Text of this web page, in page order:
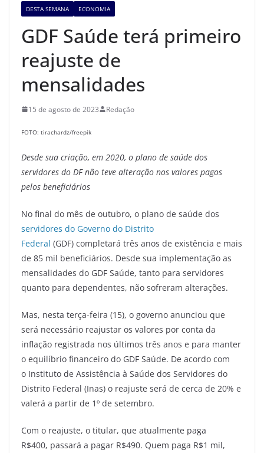
DESTA SEMANA ECONOMIA
GDF Saúde terá primeiro
reajuste de
mensalidades
15 de agosto de 2023 Redação
FOTO: tirachardz/freepik
Desde sua criação, em 2020, o plano de saúde dos
servidores do DF não teve alteração nos valores pagos
pelos beneficiários
No final do mês de outubro, o plano de saúde dos
servidores do Governo do Distrito
Federal (GDF) completará três anos de existência e mais
de 85 mil beneficiários. Desde sua implementação as
mensalidades do GDF Saúde, tanto para servidores
quanto para dependentes, não sofreram alterações.
Mas, nesta terça-feira (15), o governo anunciou que
será necessário reajustar os valores por conta da
inflação registrada nos últimos três anos e para manter
o equilíbrio financeiro do GDF Saúde. De acordo com
o Instituto de Assistência à Saúde dos Servidores do
Distrito Federal (Inas) o reajuste será de cerca de 20% e
valerá a partir de 1º de setembro.
Com o reajuste, o titular, que atualmente paga
R$400, passará a pagar R$490. Quem paga R$1 mil,